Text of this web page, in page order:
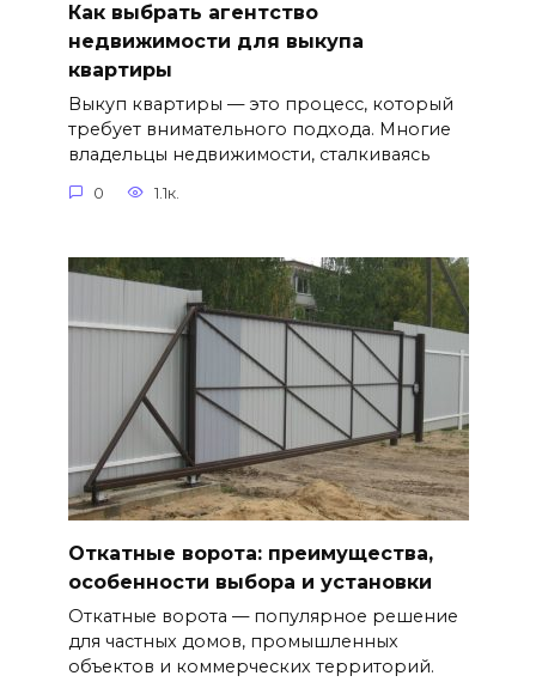
Как выбрать агентство
недвижимости для выкупа
квартиры
Выкуп квартиры — это процесс, который
требует внимательного подхода. Многие
владельцы недвижимости, сталкиваясь
0 1.1к.
Откатные ворота: преимущества,
особенности выбора и установки
Откатные ворота — популярное решение
для частных домов, промышленных
объектов и коммерческих территорий.